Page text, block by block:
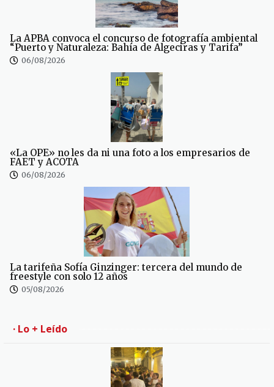
La APBA convoca el concurso de fotografía ambiental
“Puerto y Naturaleza: Bahía de Algeciras y Tarifa”
06/08/2026
«La OPE» no les da ni una foto a los empresarios de
FAET y ACOTA
06/08/2026
La tarifeña Sofía Ginzinger: tercera del mundo de
freestyle con solo 12 años
05/08/2026
· Lo + Leído